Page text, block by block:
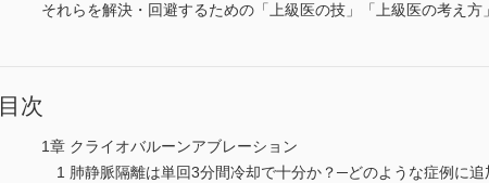
それらを解決・回避するための「上級医の技」「上級医の考え
目次
1章 クライオバルーンアブレーション
1 肺静脈隔離は単回3分間冷却で十分か？─どのような症例に追